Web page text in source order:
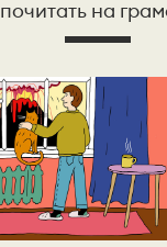
почитать на